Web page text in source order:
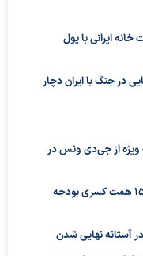
ایرانی با پول
نظامی آمریکایی در جنگ با ایران دچار
ویژه از جی‌دی ونس در
روایت پزشکیان از میراث سنگین دولت: ۱۵۰۰ همت کسری بودجه
آستانه نهایی شدن